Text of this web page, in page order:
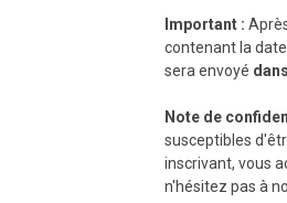
Important :
contenant la
sera envoyé
Note de
susceptibles
inscrivant, vous
n'hésitez pas à